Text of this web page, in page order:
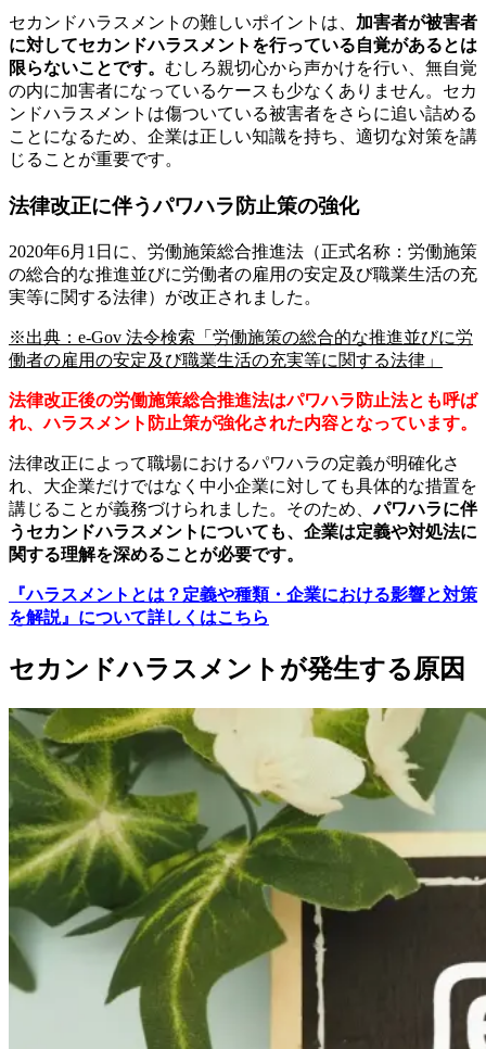
セカンドハラスメントの難しいポイントは、 加害者が被害者
に対してセカンドハラスメントを行っている自覚があるとは
限らないことです。 むしろ親切心から声かけを行い、無自覚
の内に加害者になっているケースも少なくありません。セカ
ンドハラスメントは傷ついている被害者をさらに追い詰める
ことになるため、企業は正しい知識を持ち、適切な対策を講
じることが重要です。
法律改正に伴うパワハラ防止策の強化
2020年6月1日に、労働施策総合推進法（正式名称：労働施策
の総合的な推進並びに労働者の雇用の安定及び職業生活の充
実等に関する法律）が改正されました。
※出典：e-Gov 法令検索「労働施策の総合的な推進並びに労
働者の雇用の安定及び職業生活の充実等に関する法律」
法律改正後の労働施策総合推進法はパワハラ防止法とも呼ば
れ、ハラスメント防止策が強化された内容となっています。
法律改正によって職場におけるパワハラの定義が明確化さ
れ、大企業だけではなく中小企業に対しても具体的な措置を
講じることが義務づけられました。そのため、パワハラに伴
うセカンドハラスメントについても、企業は定義や対処法に
関する理解を深めることが必要です。
『ハラスメントとは？定義や種類・企業における影響と対策
を解説』について詳しくはこちら
セカンドハラスメントが発生する原因